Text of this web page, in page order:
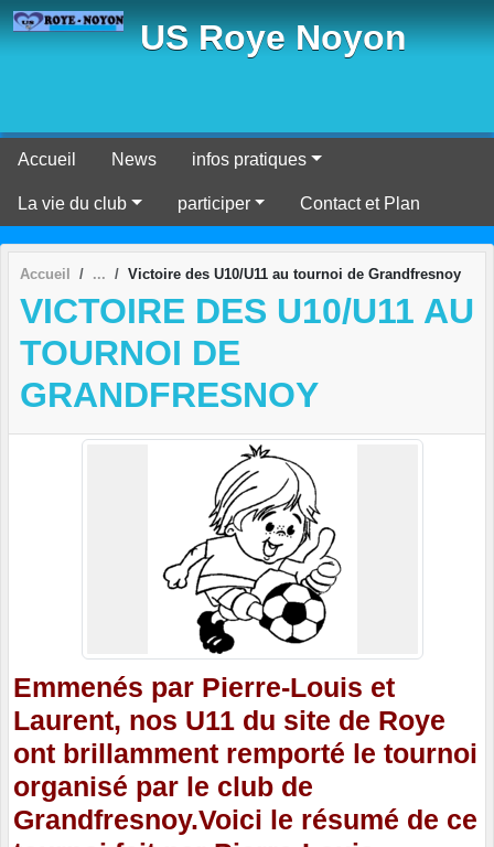
US Roye Noyon
Accueil News infos pratiques
La vie du club participer Contact et Plan
Accueil Victoire des U10/U11 au tournoi de Grandfresnoy
VICTOIRE DES U10/U11 AU
TOURNOI DE
GRANDFRESNOY
Emmenés par Pierre-Louis et
Laurent, nos U11 du site de Roye
ont brillamment remporté le tournoi
organisé par le club de
Grandfresnoy.Voici le résumé de ce
Panneau de gestion des cookies